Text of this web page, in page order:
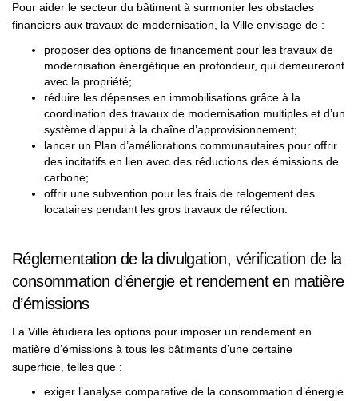
Pour aider le secteur du bâtiment à surmonter les obstacles
financiers aux travaux de modernisation, la Ville envisage de :
proposer des options de financement pour les travaux de
modernisation énergétique en profondeur, qui demeureront
avec la propriété;
réduire les dépenses en immobilisations grâce à la
coordination des travaux de modernisation multiples et d’un
système d’appui à la chaîne d’approvisionnement;
lancer un Plan d’améliorations communautaires pour offrir
des incitatifs en lien avec des réductions des émissions de
carbone;
offrir une subvention pour les frais de relogement des
locataires pendant les gros travaux de réfection.
Réglementation de la divulgation, vérification de la
consommation d’énergie et rendement en matière
d’émissions
La Ville étudiera les options pour imposer un rendement en
matière d’émissions à tous les bâtiments d’une certaine
superficie, telles que :
exiger l’analyse comparative de la consommation d’énergie